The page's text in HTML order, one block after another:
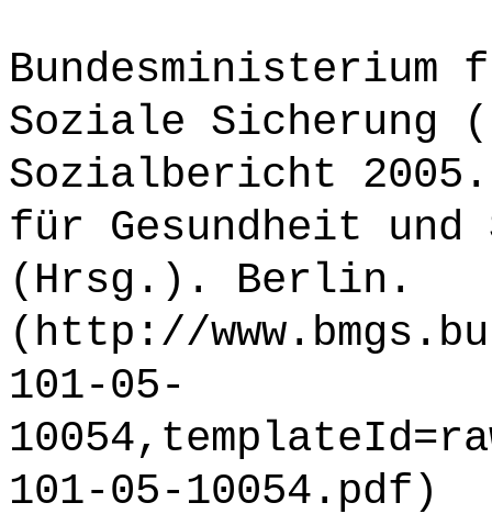
Bundesministerium
Soziale Sicherung
Sozialbericht
für Gesundheit und
(Hrsg.). Berlin.
(http://
101-05-
101-05-10054.pdf)